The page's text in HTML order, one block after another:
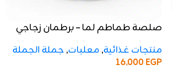
صلصة طماطم لما – برطمان زجاجي
منتجات غذائية, معلبات, جملة الجملة
16,000EGP